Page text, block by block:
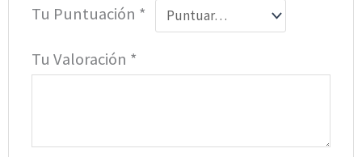
Tu Puntuación *
Tu Valoración *